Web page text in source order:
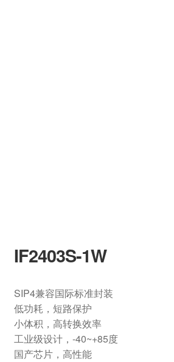
IF2403S-1W
SIP4兼容国际标准封装
低功耗，短路保护
小体积，高转换效率
工业级设计，-40~+85度
国产芯片，高性能